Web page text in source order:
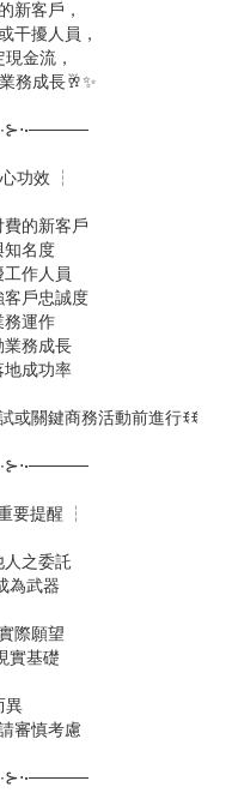
新客戶，
干擾人員，
金流，
務成長🥂✨
心功效 ┆
的新客戶
知名度
作人員
戶忠誠度
務運作
務成長
成功率
關鍵商務活動前進行ꉂꉂ
要提醒 ┆
人之委託
為武器
際願望
實基礎
異
審慎考慮